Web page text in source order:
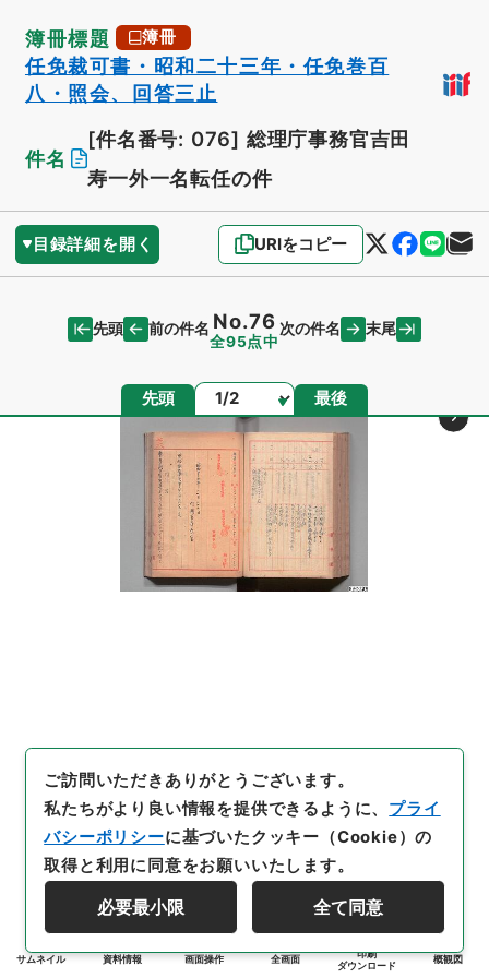
簿冊標題 簿冊
任免裁可書・昭和二十三年・任免巻百
八・照会、回答三止
件名
[件名番号: 076] 総理庁事務官吉田
寿一外一名転任の件
目録詳細を開く URIをコピー
先頭 前の件名 No.76
全95点中
次の件名 末尾
先頭 ページ 最後
サムネイル 資料情報 画面操作 全画面
印刷
ダウンロード
概観図
ご訪問いただきありがとうございます。
私たちがより良い情報を提供できるように、 プライ
バシーポリシーに基づいたクッキー（Cookie）の
取得と利用に同意をお願いいたします。
必要最小限 全て同意